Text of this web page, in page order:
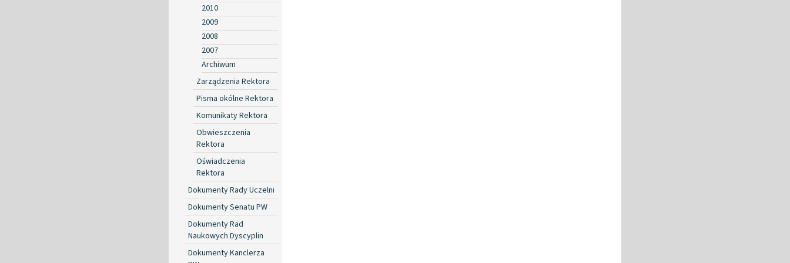
2010
2009
2008
2007
Archiwum
Zarządzenia Rektora
Pisma okólne Rektora
Komunikaty Rektora
Obwieszczenia
Rektora
Oświadczenia
Rektora
Dokumenty Rady Uczelni
Dokumenty Senatu PW
Dokumenty Rad
Naukowych Dyscyplin
Dokumenty Kanclerza